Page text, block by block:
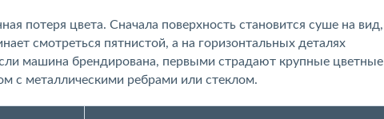
потеря цвета. Сначала поверхность становится суше на вид,
смотреться пятнистой, а на горизонтальных деталях
машина брендирована, первыми страдают крупные цветные
с металлическими ребрами или стеклом.